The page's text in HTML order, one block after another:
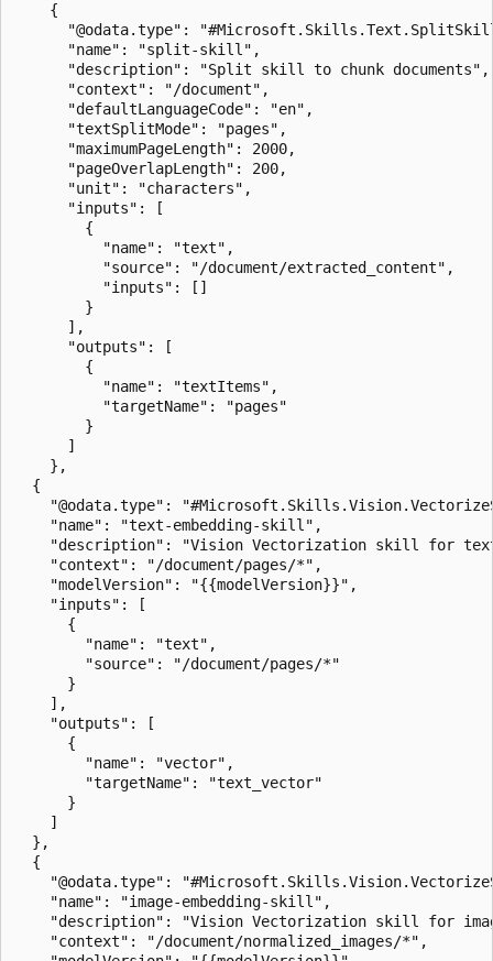
    {
"@odata.type":
      "name": "split-skill",
      "description": "Split skill to chunk documents",
      "context": "/document",
      "defaultLanguageCode": "en",
      "textSplitMode": "pages",
      "maximumPageLength": 2000,
      "pageOverlapLength": 200,
      "unit": "characters",
      "inputs": [
        {
          "name": "text",
          "source": "/document/extracted_content",
          "inputs": []
        }
      ],
      "outputs": [
        {
          "name": "textItems",
          "targetName": "pages"
        }
      ]
    },
  {
"@odata.type":
    "name": "text-embedding-skill",
"description": "Vision Vectorization skill for
    "context": "/document/pages/*",
    "modelVersion": "{{modelVersion}}",
    "inputs": [
      {
        "name": "text",
        "source": "/document/pages/*"
      }
    ],
    "outputs": [
      {
        "name": "vector",
        "targetName": "text_vector"
      }
    ]
  },
  {
"@odata.type":
    "name": "image-embedding-skill",
"description": "Vision Vectorization skill for
    "context": "/document/normalized_images/*",